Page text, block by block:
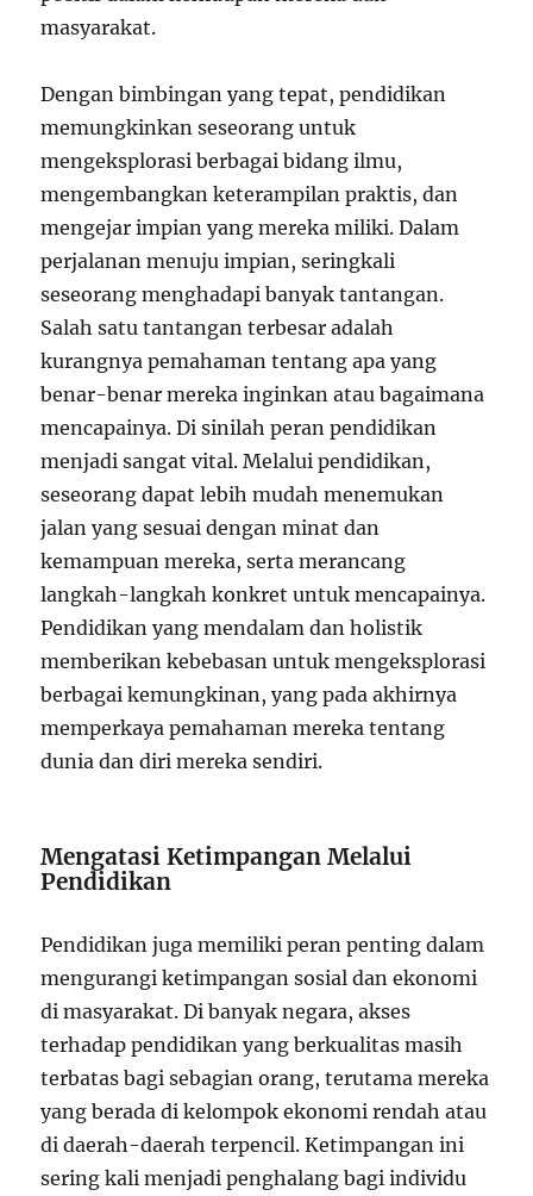
masyarakat.
Dengan bimbingan yang tepat, pendidikan
memungkinkan seseorang untuk
mengeksplorasi berbagai bidang ilmu,
mengembangkan keterampilan praktis, dan
mengejar impian yang mereka miliki. Dalam
perjalanan menuju impian, seringkali
seseorang menghadapi banyak tantangan.
Salah satu tantangan terbesar adalah
kurangnya pemahaman tentang apa yang
benar-benar mereka inginkan atau bagaimana
mencapainya. Di sinilah peran pendidikan
menjadi sangat vital. Melalui pendidikan,
seseorang dapat lebih mudah menemukan
jalan yang sesuai dengan minat dan
kemampuan mereka, serta merancang
langkah-langkah konkret untuk mencapainya.
Pendidikan yang mendalam dan holistik
memberikan kebebasan untuk mengeksplorasi
berbagai kemungkinan, yang pada akhirnya
memperkaya pemahaman mereka tentang
dunia dan diri mereka sendiri.
Mengatasi Ketimpangan Melalui
Pendidikan
Pendidikan juga memiliki peran penting dalam
mengurangi ketimpangan sosial dan ekonomi
di masyarakat. Di banyak negara, akses
terhadap pendidikan yang berkualitas masih
terbatas bagi sebagian orang, terutama mereka
yang berada di kelompok ekonomi rendah atau
di daerah-daerah terpencil. Ketimpangan ini
sering kali menjadi penghalang bagi individu